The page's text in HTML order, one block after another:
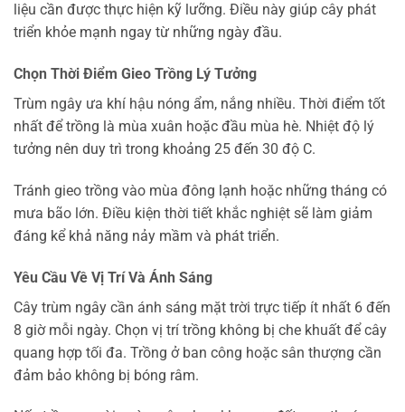
liệu cần được thực hiện kỹ lưỡng. Điều này giúp cây phát
triển khỏe mạnh ngay từ những ngày đầu.
Chọn Thời Điểm Gieo Trồng Lý Tưởng
Trùm ngây ưa khí hậu nóng ẩm, nắng nhiều. Thời điểm tốt
nhất để trồng là mùa xuân hoặc đầu mùa hè. Nhiệt độ lý
tưởng nên duy trì trong khoảng 25 đến 30 độ C.
Tránh gieo trồng vào mùa đông lạnh hoặc những tháng có
mưa bão lớn. Điều kiện thời tiết khắc nghiệt sẽ làm giảm
đáng kể khả năng nảy mầm và phát triển.
Yêu Cầu Về Vị Trí Và Ánh Sáng
Cây trùm ngây cần ánh sáng mặt trời trực tiếp ít nhất 6 đến
8 giờ mỗi ngày. Chọn vị trí trồng không bị che khuất để cây
quang hợp tối đa. Trồng ở ban công hoặc sân thượng cần
đảm bảo không bị bóng râm.